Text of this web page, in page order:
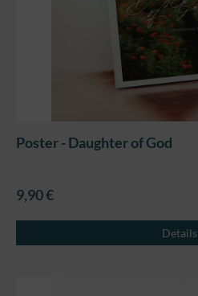
Poster - Daughter of God
9,90 €
Details